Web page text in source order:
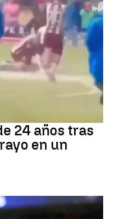
24 años tras
en un